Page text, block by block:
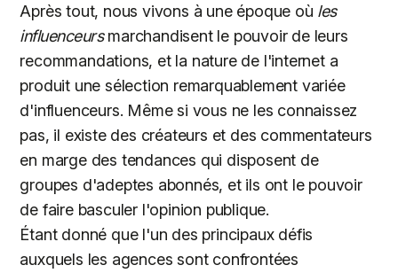
Après tout, nous vivons à une époque où les
influenceursmarchandisent le pouvoir de leurs
recommandations, et la nature de l'internet a
produit une sélection remarquablement variée
d'influenceurs. Même si vous ne les connaissez
pas, il existe des créateurs et des commentateurs
en marge des tendances qui disposent de
groupes d'adeptes abonnés, et ils ont le pouvoir
de faire basculer l'opinion publique.
Étant donné que l'un des principaux défis
auxquels les agences sont confrontées